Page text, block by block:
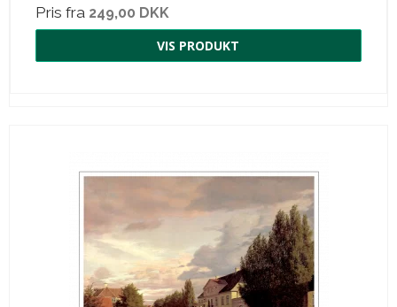
Pris fra 249,00 DKK
VIS PRODUKT